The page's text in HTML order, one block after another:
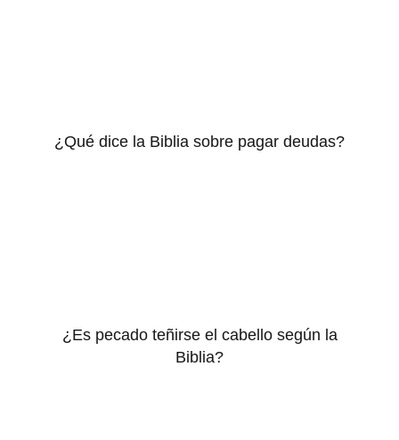
¿Qué dice la Biblia sobre pagar deudas?
¿Es pecado teñirse el cabello según la
Biblia?